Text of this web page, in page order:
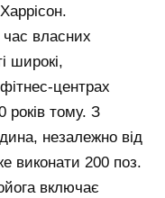
власних
широкі,
центрах
років тому. З
незалежно від
виконати 200 поз.
включає